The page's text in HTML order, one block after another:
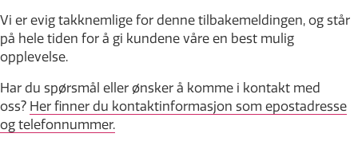
Vi er evig takknemlige for denne tilbakemeldingen, og står
på hele tiden for å gi kundene våre en best mulig
opplevelse.
Har du spørsmål eller ønsker å komme i kontakt med
oss? Her finner du kontaktinformasjon som epostadresse
og telefonnummer.